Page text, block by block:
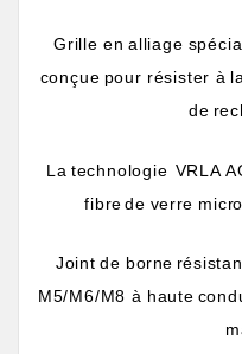
Grille en alliage
conçue pour résister à
de r
La technologie VRLA
fibre de verre micr
Joint de borne r
M5/M6/M8 à haute